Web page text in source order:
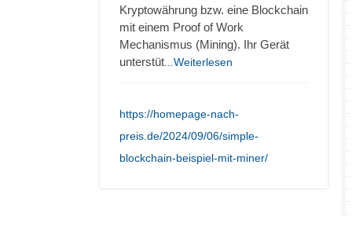
Kryptowährung bzw. eine Blockchain
mit einem Proof of Work
Mechanismus (Mining). Ihr Gerät
unterstüt ...Weiterlesen
https://homepage-nach-
preis.de/2024/09/06/simple-
blockchain-beispiel-mit-miner/